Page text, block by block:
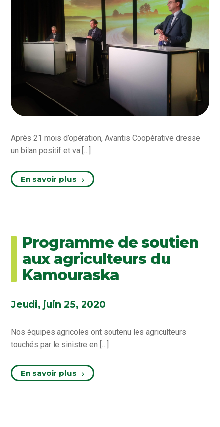
Après 21 mois d’opération, Avantis Coopérative dresse
un bilan positif et va […]
En savoir plus
Programme de soutien
aux agriculteurs du
Kamouraska
Jeudi, juin 25, 2020
Nos équipes agricoles ont soutenu les agriculteurs
touchés par le sinistre en […]
En savoir plus